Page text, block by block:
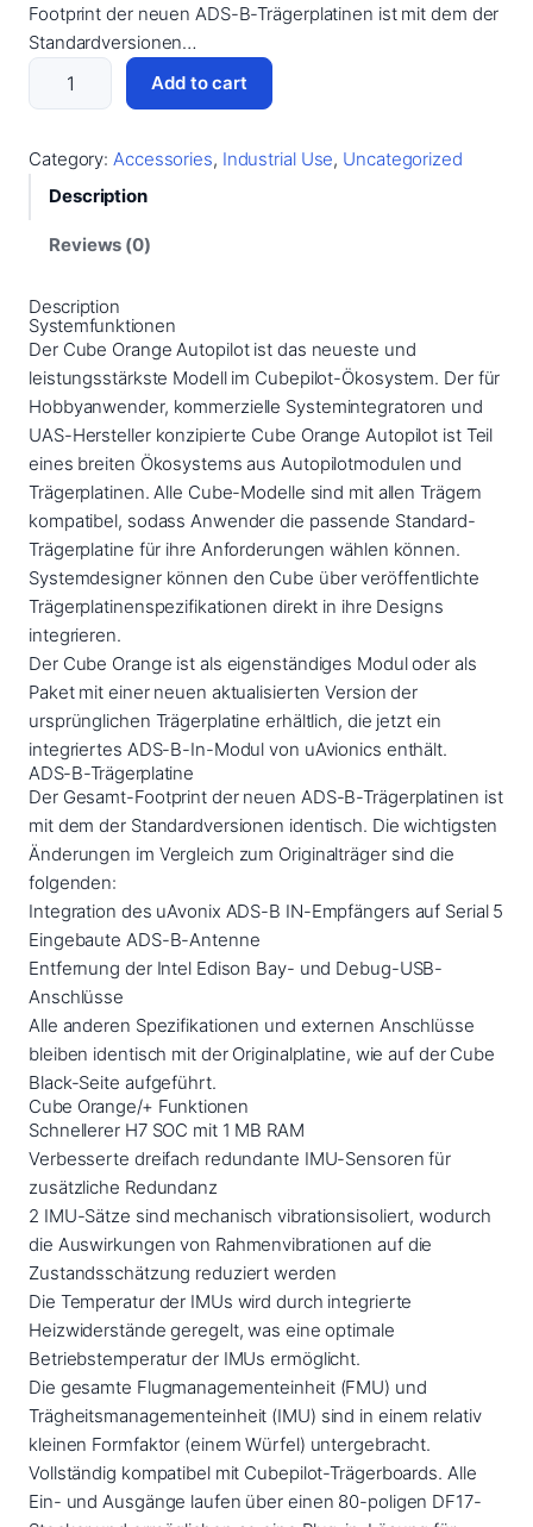
Footprint der neuen ADS-B-Trägerplatinen ist mit dem der
Standardversionen…
P
h
r
a
n
g
e
C
u
b
e
q
u
a
n
t
i
t
y
Add to cart
Category: Accessories, Industrial Use, Uncategorized
Description
Reviews (0)
Description
Systemfunktionen
Der Cube Orange Autopilot ist das neueste und
leistungsstärkste Modell im Cubepilot-Ökosystem. Der für
Hobbyanwender, kommerzielle Systemintegratoren und
UAS-Hersteller konzipierte Cube Orange Autopilot ist Teil
eines breiten Ökosystems aus Autopilotmodulen und
Trägerplatinen. Alle Cube-Modelle sind mit allen Trägern
kompatibel, sodass Anwender die passende Standard-
Trägerplatine für ihre Anforderungen wählen können.
Systemdesigner können den Cube über veröffentlichte
Trägerplatinenspezifikationen direkt in ihre Designs
integrieren.
Der Cube Orange ist als eigenständiges Modul oder als
Paket mit einer neuen aktualisierten Version der
ursprünglichen Trägerplatine erhältlich, die jetzt ein
integriertes ADS-B-In-Modul von uAvionics enthält.
ADS-B-Trägerplatine
Der Gesamt-Footprint der neuen ADS-B-Trägerplatinen ist
mit dem der Standardversionen identisch. Die wichtigsten
Änderungen im Vergleich zum Originalträger sind die
folgenden:
Integration des uAvonix ADS-B IN-Empfängers auf Serial 5
Eingebaute ADS-B-Antenne
Entfernung der Intel Edison Bay- und Debug-USB-
Anschlüsse
Alle anderen Spezifikationen und externen Anschlüsse
bleiben identisch mit der Originalplatine, wie auf der Cube
Black-Seite aufgeführt.
Cube Orange/+ Funktionen
Schnellerer H7 SOC mit 1 MB RAM
Verbesserte dreifach redundante IMU-Sensoren für
zusätzliche Redundanz
2 IMU-Sätze sind mechanisch vibrationsisoliert, wodurch
die Auswirkungen von Rahmenvibrationen auf die
Zustandsschätzung reduziert werden
Die Temperatur der IMUs wird durch integrierte
Heizwiderstände geregelt, was eine optimale
Betriebstemperatur der IMUs ermöglicht.
Die gesamte Flugmanagementeinheit (FMU) und
Trägheitsmanagementeinheit (IMU) sind in einem relativ
kleinen Formfaktor (einem Würfel) untergebracht.
Vollständig kompatibel mit Cubepilot-Trägerboards. Alle
Ein- und Ausgänge laufen über einen 80-poligen DF17-